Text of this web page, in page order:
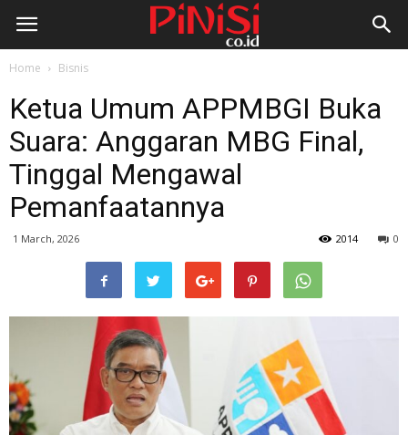
Home Bisnis
Ketua Umum APPMBGI Buka
Suara: Anggaran MBG Final,
Tinggal Mengawal
Pemanfaatannya
1 March, 2026 0
2014